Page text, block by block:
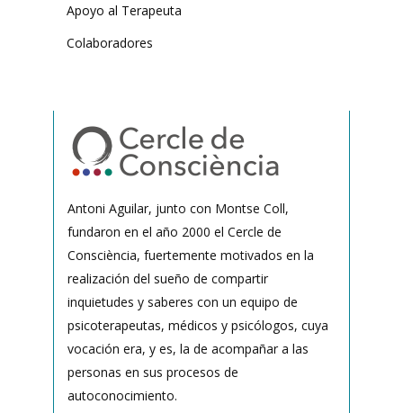
Apoyo al Terapeuta
Colaboradores
Antoni Aguilar, junto con Montse Coll,
fundaron en el año 2000 el Cercle de
Consciència, fuertemente motivados en la
realización del sueño de compartir
inquietudes y saberes con un equipo de
psicoterapeutas, médicos y psicólogos, cuya
vocación era, y es, la de acompañar a las
personas en sus procesos de
autoconocimiento.